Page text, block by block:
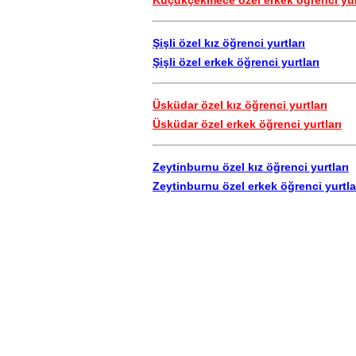
Şişli özel kız öğrenci yurtları
Şişli özel erkek öğrenci yurtları
Üsküdar özel kız öğrenci yurtları
Üsküdar özel erkek öğrenci yurtları
Zeytinburnu özel kız öğrenci yurtları
Zeytinburnu özel erkek öğrenci